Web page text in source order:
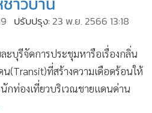
ปรับปรุง: 23 พ.ย. 2566 13:18
ะบุรีจัดการประชุมหารือเรื่องกลิ่น
น(Transit)ที่สร้างความเดือดร้อนให้
กท่องเที่ยวบริเวณชายแดนด่าน